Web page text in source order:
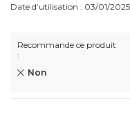
Date d’utilisation : 03/01/2025
Recommande ce produit
:
Non